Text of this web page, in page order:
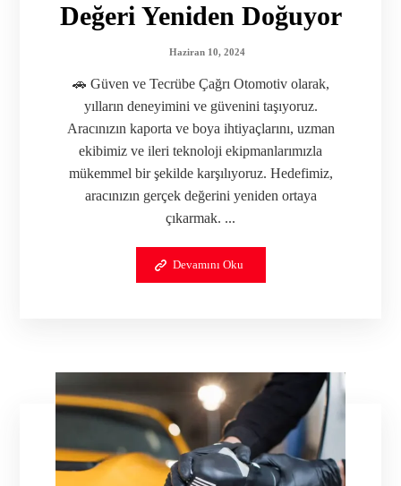
Değeri Yeniden Doğuyor
Haziran 10, 2024
🚗 Güven ve Tecrübe Çağrı Otomotiv olarak,
yılların deneyimini ve güvenini taşıyoruz.
Aracınızın kaporta ve boya ihtiyaçlarını, uzman
ekibimiz ve ileri teknoloji ekipmanlarımızla
mükemmel bir şekilde karşılıyoruz. Hedefimiz,
aracınızın gerçek değerini yeniden ortaya
çıkarmak. ...
Devamını Oku